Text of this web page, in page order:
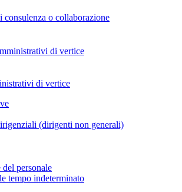
o collaborazione
di vertice
di vertice
(dirigenti non generali)
personale
tempo indeterminato